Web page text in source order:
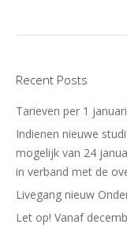
Recent Posts
Tarieven per 1
Indienen nieuwe
mogelijk van 24
in verband met de
Livegang nieuw
Let op! Vanaf